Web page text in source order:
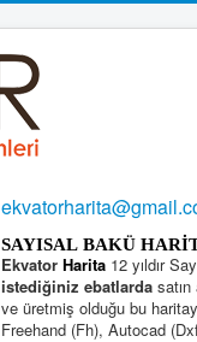
SAYISAL BAKÜ
Ekvator Harita12 yıldır
istediğiniz ebatlardasatın
ve üretmiş olduğu bu
Freehand (Fh), Autocad